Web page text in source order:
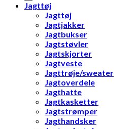
Jagttøj
Jagttøj
Jagtjakker
Jagtbukser
Jagtstøvler
Jagtskjorter
Jagtveste
Jagttrøje/sweater
Jagtoverdele
Jagthatte
Jagtkasketter
Jagtstrømper
Jagthandsker